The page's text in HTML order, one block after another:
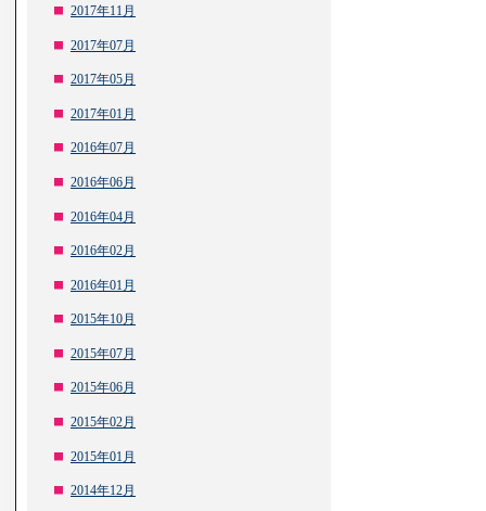
2017年11月
2017年07月
2017年05月
2017年01月
2016年07月
2016年06月
2016年04月
2016年02月
2016年01月
2015年10月
2015年07月
2015年06月
2015年02月
2015年01月
2014年12月